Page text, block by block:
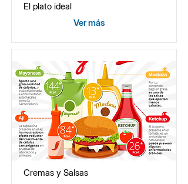
El plato ideal
Ver más
Cremas y Salsas